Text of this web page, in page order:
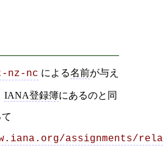
nz-nc による名前が与え
IANA登録簿にあるのと同
assignments/